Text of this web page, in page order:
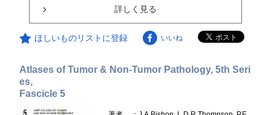
詳しく見る
ほしいものリストに登録 いいね
Atlases of Tumor & Non-Tumor Pathology, 5th Seri
es,
Fascicle 5